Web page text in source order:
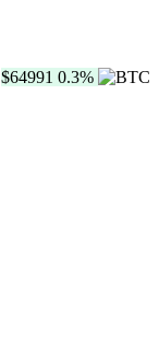
$64991 0.3%